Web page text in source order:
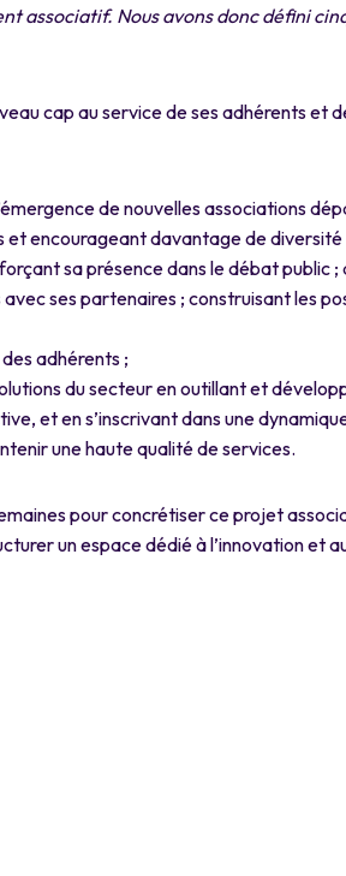
associatif. Nous avons donc défini
cap au service de ses adhérents et
de nouvelles associations
et encourageant davantage de diversité
sa présence dans le débat public
ses partenaires ; construisant les
adhérents ;
du secteur en outillant et
et en s’inscrivant dans une
une haute qualité de services.
pour concrétiser ce projet
un espace dédié à l’innovation et